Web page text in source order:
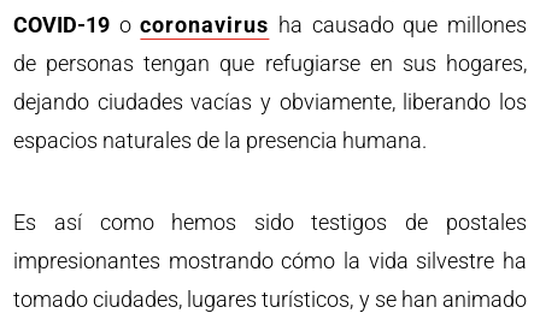
COVID-19 ocoronavirus ha causado que millones
de personas tengan que refugiarse en sus hogares,
dejando ciudades vacías y obviamente, liberando los
espacios naturales de la presencia humana.
Es así como hemos sido testigos de postales
impresionantes mostrando cómo la vida silvestre ha
tomado ciudades, lugares turísticos, y se han animado